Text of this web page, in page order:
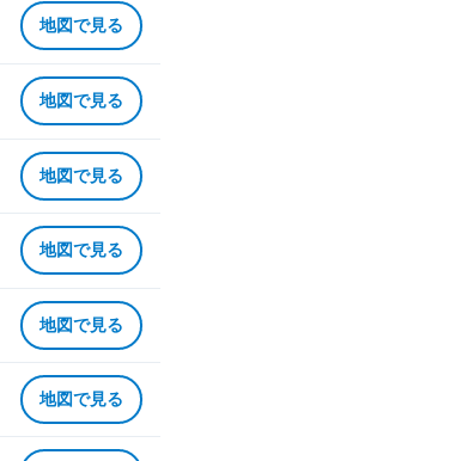
地図で見る
地図で見る
地図で見る
地図で見る
地図で見る
地図で見る